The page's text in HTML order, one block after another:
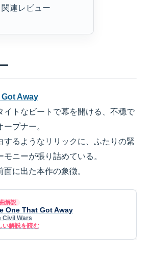
関連レビュー
Away
イトなビートで幕を開ける、不穏で
プナー。
するようなリリックに、ふたりの緊
ニーが張り詰めている。
面に出た本作の象徴。
解説
One That Got Away
Civil Wars
い解説を読む